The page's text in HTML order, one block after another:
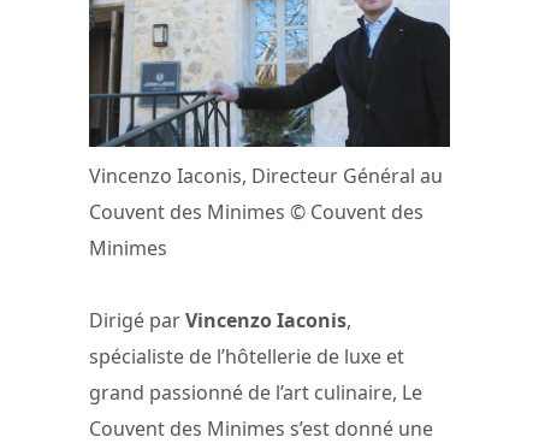
Vincenzo Iaconis, Directeur Général au
Couvent des Minimes © Couvent des
Minimes
Dirigé parVincenzo Iaconis,
spécialiste de l’hôtellerie de luxe et
grand passionné de l’art culinaire, Le
Couvent des Minimes s’est donné une